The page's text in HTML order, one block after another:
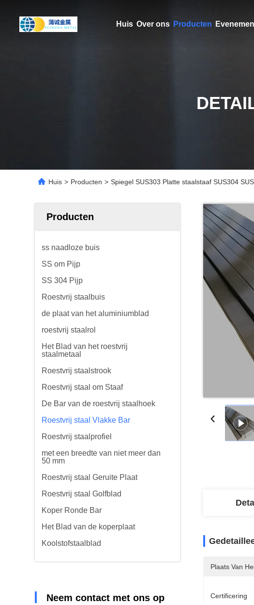
Huis Over ons Producten
Huis > Producten > Spiegel SUS303 Platte staalstaaf SUS304
Producten
ss naadloze buis
SS om Pijp
SS 304 Pijp
Roestvrij staalbuis
de plaat van het aluminiumblad
roestvrij staalrol
Het Blad van het roestvrij
staalmetaal
Roestvrij staalstrook
Roestvrij staal om Staaf
De Bar van de roestvrij staalhoek
Roestvrij staal Vlakke Bar
Roestvrij staalprofiel
met een breedte van niet meer dan
50 mm
Roestvrij staal Geruite Plaat
Roestvrij staal Golfblad
Koper Ronde Bar
Het Blad van de koperplaat
Koolstofstaalblad
Neem contact met ons op
Plaats Van
Certificering